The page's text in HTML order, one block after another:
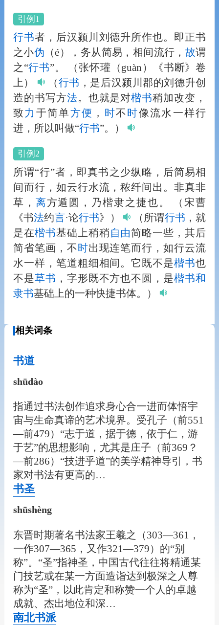
引例1
行书者，后汉颍川刘德升所作也。即正书
之小伪 （é），务从简易，相间流行， 故谓
之“行书”。
（张怀瓘（guàn）《书断》卷
上）
（行书 ，是后汉颍川郡的刘德升创
造的书写方法。也就是对楷书稍加改变，
致力 于简单方便 ， 时不 时像流水一样行
进，所以叫做“行书”。）
引例2
所谓“行”者，即真书之少纵略，后简易相
间而行，如云行水流，秾纤间出。非真非
草， 离方遁圆，乃楷隶之捷也。
（宋曹
《书法约言·论行书》） （所谓行书 ，就
是在楷书基础上稍稍自由简略一些，其后
简省笔画，不时出现连笔而行，如行云流
水一样，笔道粗细相间。它既不是楷书也
不是草书 ，字形既不方也不圆，是楷书和
隶书基础上的一种快捷书体。）
相关词条
书道
shūdào
指通过书法创作追求身心合一进而体悟宇
宙与生命真谛的艺术境界。受孔子（前551
—前479）“志于道，据于德，依于仁，游
于艺”的思想影响，尤其是庄子（前369？
—前286）“技进乎道”的美学精神导引，书
家对书法有更高的…
书圣
shūshèng
东晋时期著名书法家王羲之（303—361，
一作307—365，又作321—379）的“别
称”。“圣”指神圣，中国古代往往将精通某
门技艺或在某一方面造诣达到极深之人尊
称为“圣”，以此肯定和称赞一个人的卓越
成就、杰出地位和深…
南北书派